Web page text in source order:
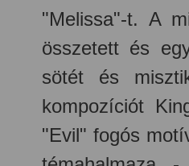
"Melissa"-t. A
összetett és
sötét és
kompozíciót
"Evil" fogós